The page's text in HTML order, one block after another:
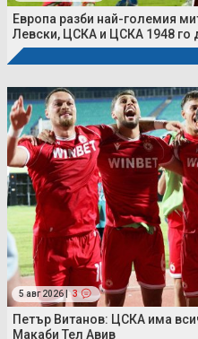
Европа разби най-големия
Левски, ЦСКА и ЦСКА 1948 го
5 авг 2026 | 3
Петър Витанов: ЦСКА има
Макаби Тел Авив